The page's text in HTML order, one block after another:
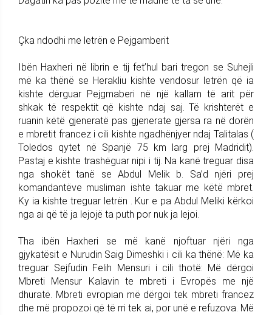
Çka ndodhi me letrën e Pejgamberit
Ibën Haxheri në librin e tij fet’hul bari tregon se Suhejli
më ka thënë se Herakliu kishte vendosur letrën që ia
kishte dërguar Pejgmaberi në një kallam të arit për
shkak të respektit që kishte ndaj saj. Të krishterët e
ruanin këtë gjeneratë pas gjenerate gjersa ra në dorën
e mbretit francez i cili kishte ngadhënjyer ndaj Talitalas (
Toledos qytet në Spanjë 75 km larg prej Madridit).
Pastaj e kishte trashëguar nipi i tij. Na kanë treguar disa
nga shokët tanë se Abdul Melik b. Sa’d njëri prej
komandantëve musliman ishte takuar me këtë mbret.
Ky ia kishte treguar letrën . Kur e pa Abdul Meliki kërkoi
nga ai që të ja lejojë ta puth por nuk ja lejoi.
Tha ibën Haxheri se më kanë njoftuar njëri nga
gjykatësit e Nurudin Saig Dimeshki i cili ka thënë: Më ka
treguar Sejfudin Felih Mensuri i cili thotë: Më dërgoi
Mbreti Mensur Kalavin te mbreti i Evropës me një
dhuratë. Mbreti evropian më dërgoi tek mbreti francez
dhe më propozoi që të rri tek ai, por unë e refuzova. Më